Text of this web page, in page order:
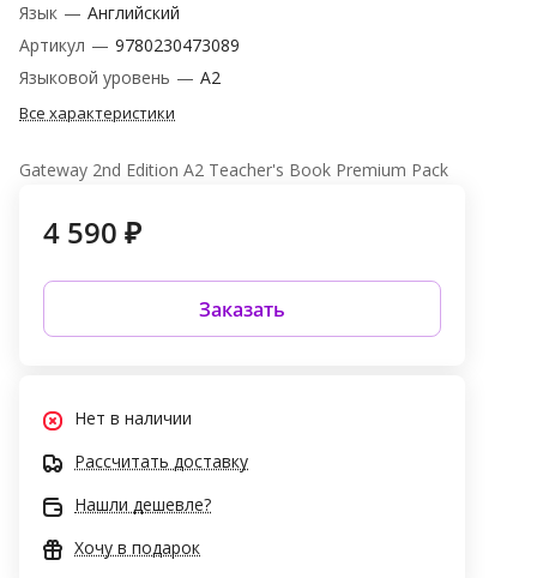
Язык — Английский
Артикул — 9780230473089
Языковой уровень — A2
Все характеристики
Gateway 2nd Edition A2 Teacher's Book Premium Pack
4 590 ₽
Заказать
Нет в наличии
Рассчитать доставку
Нашли дешевле?
Хочу в подарок